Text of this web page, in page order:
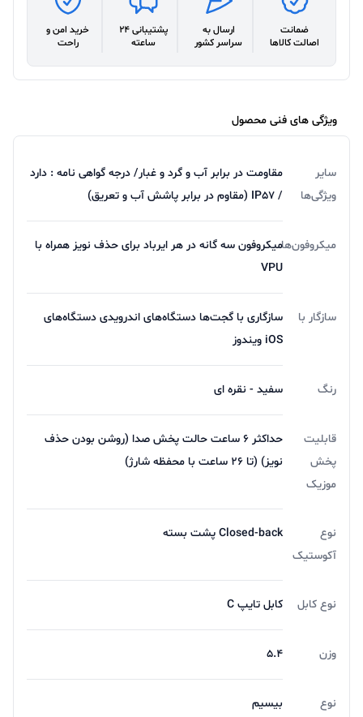
ضمانت
اصالت کالاها
ارسال به
سراسر کشور
پشتیبانی 24
ساعته
خرید امن و
راحت
ویژگی های فنی محصول
سایر
ویژگی‌ها
مقاومت در برابر آب و گرد و غبار/ درجه گواهی‌ نامه : دارد
/ IP57 (مقاوم در برابر پاشش آب و تعریق)
میکروفون‌هامیکروفون سه گانه در هر ایرباد برای حذف نویز همراه با
VPU
سازگار با
سازگاری با گجت‌ها دستگاه‌های اندرویدی دستگاه‌های
iOS ویندوز
رنگ سفید - نقره ای
قابلیت
پخش
موزیک
حداکثر 6 ساعت حالت پخش صدا (روشن بودن حذف
نویز) (تا 26 ساعت با محفظه شارژ)
نوع
آکوستیک
Closed-back پشت بسته
نوع کابل کابل تایپ C
وزن 5.4
نوع بیسیم